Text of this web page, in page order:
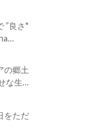
”良さ"
の郷土
な生き
をただ